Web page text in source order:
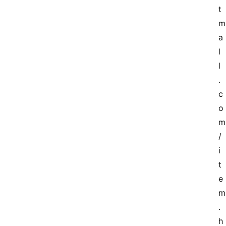
t
m
a
l
l
.
c
o
m
/
i
t
e
m
.
h